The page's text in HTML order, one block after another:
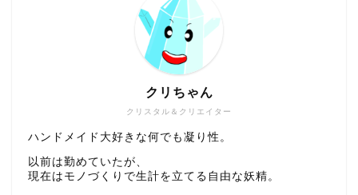
クリスタル＆クリエイター
クリちゃん
ハンドメイド大好きな何でも凝り性。
以前は勤めていたが、
現在はモノづくりで生計を立てる自由な妖精。